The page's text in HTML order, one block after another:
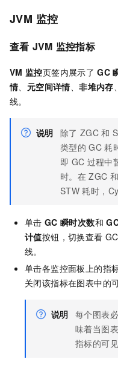
JVM 监控
查看 JVM 监控指标
VM 监控页签内展示了 GC
情、 元空间详情、非堆内存
线。
说明 除了 ZGC 和
类型的 GC 耗
即 GC 过程中
时。在 ZGC 和
STW 耗时，
单击 GC 瞬时次数和
计值按钮，切换查看 GC
线。
单击各监控面板上的指
关闭该指标在图表中的可
说明 每个图表
味着当图
指标的可见